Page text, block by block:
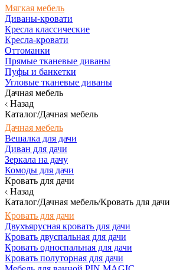
Мягкая мебель
Диваны-кровати
Кресла классические
Кресла-кровати
Оттоманки
Прямые тканевые диваны
Пуфы и банкетки
Угловые тканевые диваны
Дачная мебель
Назад
Каталог/Дачная мебель
Дачная мебель
Вешалка для дачи
Диван для дачи
Зеркала на дачу
Комоды для дачи
Кровать для дачи
Назад
Каталог/Дачная мебель/Кровать для дачи
Кровать для дачи
Двухъярусная кровать для дачи
Кровать двуспальная для дачи
Кровать односпальная для дачи
Кровать полуторная для дачи